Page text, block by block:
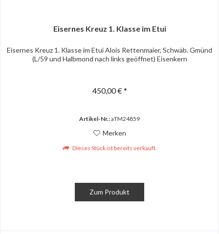
Eisernes Kreuz 1. Klasse im Etui
Eisernes Kreuz 1. Klasse im Etui Alois Rettenmaier, Schwäb. Gmünd
(L/59 und Halbmond nach links geöffnet) Eisenkern
450,00 € *
Artikel-Nr.:aTM24859
Merken
Dieses Stück ist bereits verkauft.
Zum Produkt